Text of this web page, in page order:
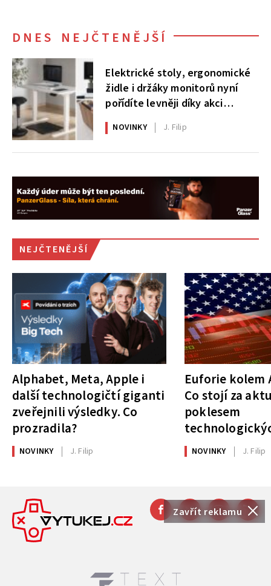
Zavřít reklamu
DNES NEJČTENĚJŠÍ
Elektrické stoly, ergonomické
židle i držáky monitorů nyní
pořídíte levněji díky akci
AlzaErgo
NOVINKY J. Filip
NEJČTENĚJŠÍ
Alphabet, Meta, Apple i
další technologičtí giganti
zveřejnili výsledky. Co
prozradila?
NOVINKY J. Filip
Euforie kolem
Co stojí za
poklesem
NOVINKY J. Filip